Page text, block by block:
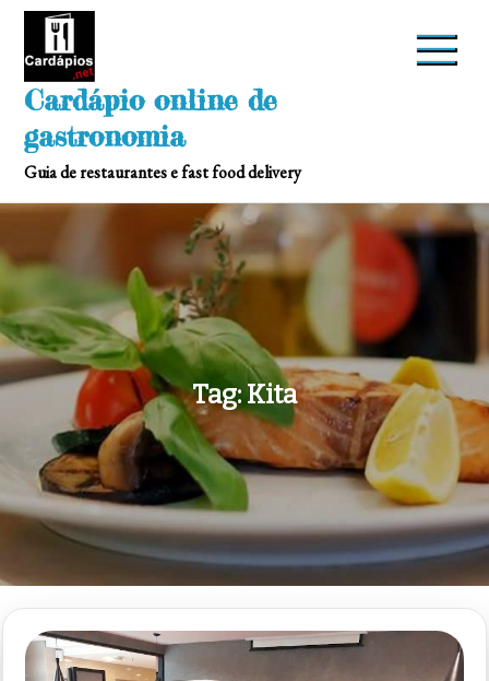
Skip
Cardápio online de
gastronomia
Guia de restaurantes e fast food delivery
Tag:Kita